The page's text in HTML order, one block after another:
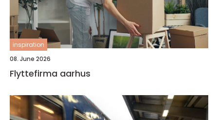
inspiration
08. June 2026
Flyttefirma aarhus